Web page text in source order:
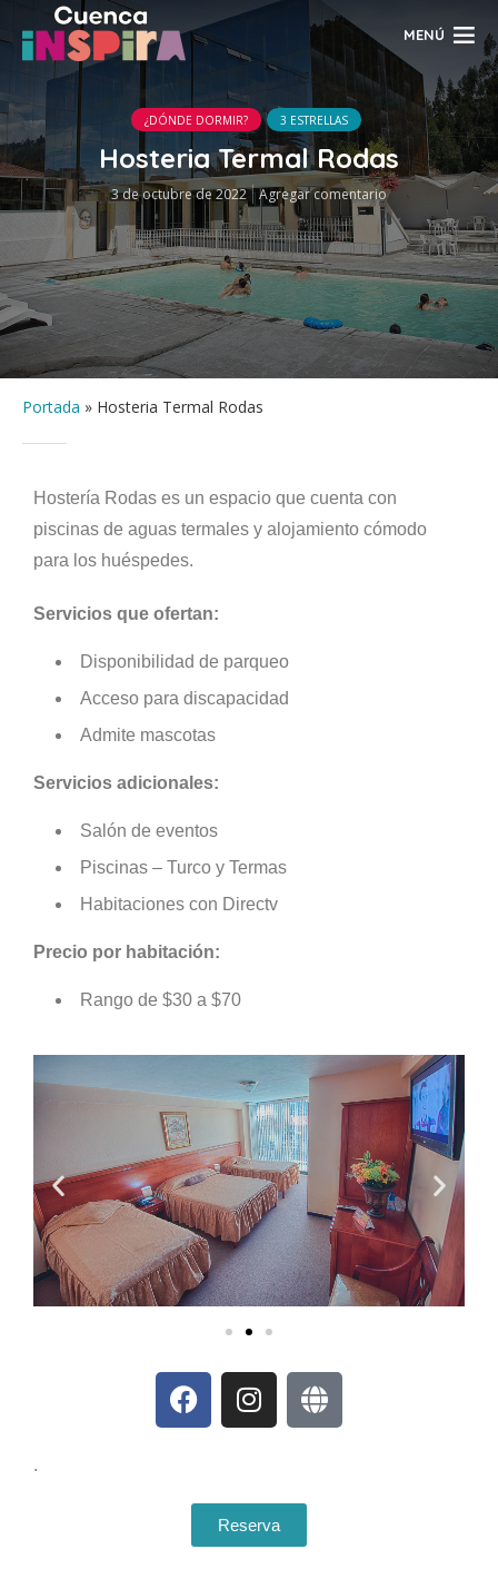
MENÚ
¿DÓNDE DORMIR? 3 ESTRELLAS
Hosteria Termal Rodas
3 de octubre de 2022 Agregar comentario
Portada » Hosteria Termal Rodas
Hostería Rodas es un espacio que cuenta con
piscinas de aguas termales y alojamiento cómodo
para los huéspedes.
Servicios que ofertan:
Disponibilidad de parqueo
Acceso para discapacidad
Admite mascotas
Servicios adicionales:
Salón de eventos
Piscinas – Turco y Termas
Habitaciones con Directv
Precio por habitación:
Rango de $30 a $70
.
Reserva